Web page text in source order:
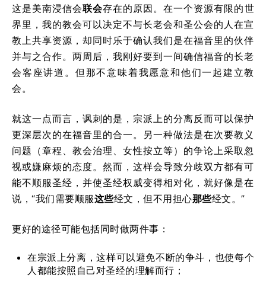
这是美南浸信会联会存在的原因。在一个资源有限的世
界里，我的教会可以决定不与长老会和圣公会的人在宣
教上共享资源，却同时乐于确认我们是在福音里的伙伴
并与之合作。两周后，我刚好要到一间确信福音的长老
会客座讲道。但那不意味着我愿意和他们一起建立教
会。
就这一点而言，讽刺的是，宗派上的分离反而可以保护
更深层次的在福音里的合一。另一种做法是在次要教义
问题（章程、教会治理、女性按立等）的争论上采取忽
视或嫌麻烦的态度。然而，这样会导致分歧双方都有可
能不顺服圣经，并使圣经权威变得相对化，就好像是在
说，“我们需要顺服这些经文，但不用担心那些经文。”
更好的途径可能包括同时做两件事：
在宗派上分离，这样可以避免不断的争斗，也使每个
人都能按照自己对圣经的理解而行；